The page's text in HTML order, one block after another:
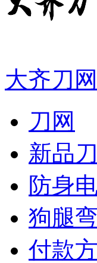
大齐刀
刀网
新品
防身
狗腿
付款